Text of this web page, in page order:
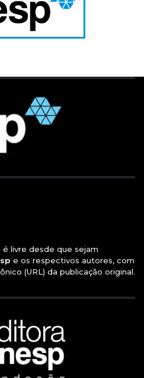
livre desde que sejam
e os respectivos autores, com
(URL) da publicação original.